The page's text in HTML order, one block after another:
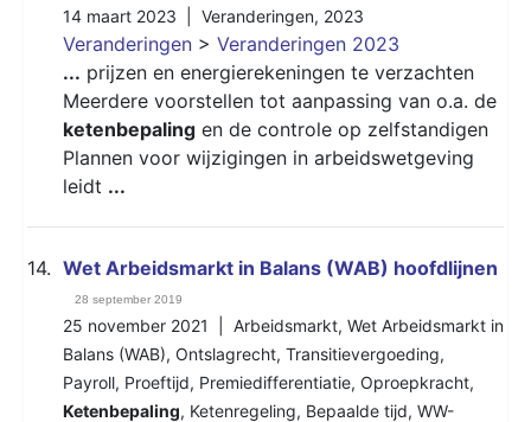
14 maart 2023 | Veranderingen, 2023
Veranderingen > Veranderingen 2023
... prijzen en energierekeningen te verzachten
Meerdere voorstellen tot aanpassing van o.a. de
ketenbepaling en de controle op zelfstandigen
Plannen voor wijzigingen in arbeidswetgeving
leidt ...
14. Wet Arbeidsmarkt in Balans (WAB) hoofdlijnen
28 september 2019
25 november 2021 | Arbeidsmarkt, Wet Arbeidsmarkt in
Balans (WAB), Ontslagrecht, Transitievergoeding,
Payroll, Proeftijd, Premiedifferentiatie, Oproepkracht,
Ketenbepaling, Ketenregeling, Bepaalde tijd, WW-